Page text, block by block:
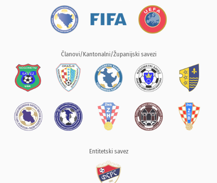
Članovi/Kantonalni/Županijski savezi
Entitetski savez